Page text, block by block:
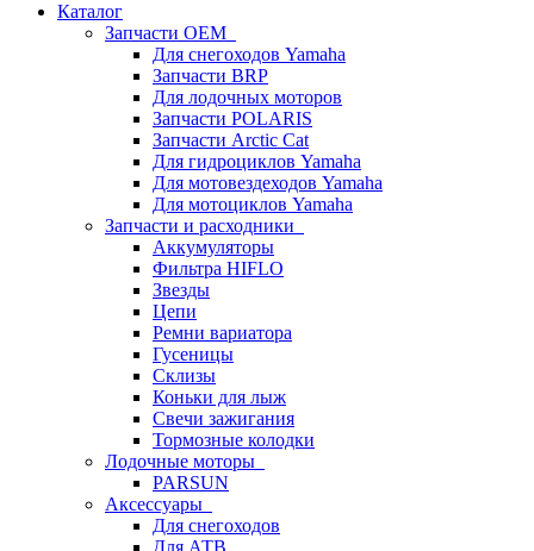
Каталог
Запчасти OEM
Для снегоходов Yamaha
Запчасти BRP
Для лодочных моторов
Запчасти POLARIS
Запчасти Arctic Cat
Для гидроциклов Yamaha
Для мотовездеходов Yamaha
Для мотоциклов Yamaha
Запчасти и расходники
Аккумуляторы
Фильтра HIFLO
Звезды
Цепи
Ремни вариатора
Гусеницы
Склизы
Коньки для лыж
Свечи зажигания
Тормозные колодки
Лодочные моторы
PARSUN
Аксессуары
Для снегоходов
Для АТВ